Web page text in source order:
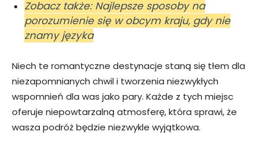
Zobacz także: Najlepsze sposoby na
porozumienie się w obcym kraju, gdy nie
znamy języka
Niech te romantyczne destynacje staną się tłem dla
niezapomnianych chwil i tworzenia niezwykłych
wspomnień dla was jako pary. Każde z tych miejsc
oferuje niepowtarzalną atmosferę, która sprawi, że
wasza podróż będzie niezwykle wyjątkowa.